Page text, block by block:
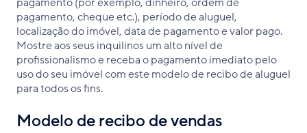
pagamento (por exemplo, dinheiro, ordem de
pagamento, cheque etc.), período de aluguel,
localização do imóvel, data de pagamento e valor pago.
Mostre aos seus inquilinos um alto nível de
profissionalismo e receba o pagamento imediato pelo
uso do seu imóvel com este modelo de recibo de aluguel
para todos os fins.
Modelo de recibo de vendas